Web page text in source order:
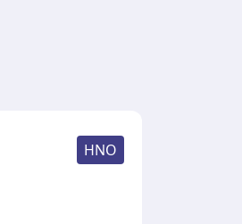
HNO